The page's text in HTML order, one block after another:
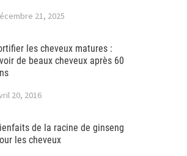
21, 2025
les cheveux matures :
de beaux cheveux après 60
20, 2016
de la racine de ginseng
les cheveux